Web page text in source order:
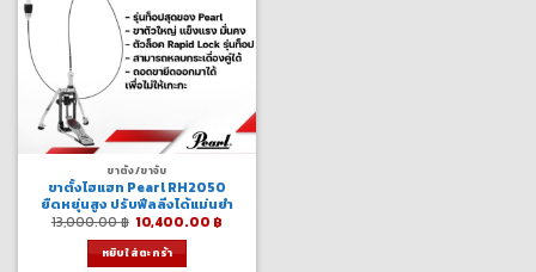
ขาตั้ง/ขาจับ
ขาตั้งไฮแฮท Pearl RH2050
ยืดหยุ่นสูง ปรับฟีลลิ่งได้แม่นยำ
13,000.00฿ Original
price
was:
13,000.00 ฿.
10,400.00 ฿
หยิบใส่ตะกร้า